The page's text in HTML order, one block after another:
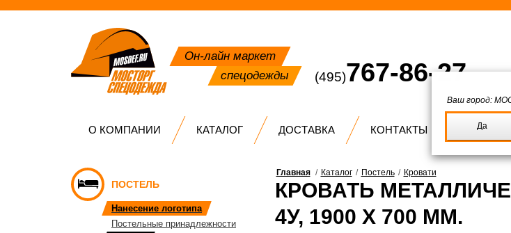
Он-лайн маркет
спецодежды
(495)767-86-27
Ваш город:
Да
О КОМПАНИИ КАТАЛОГ ДОСТАВКА КОНТАКТЫ
ПОСТЕЛЬ
Нанесение логотипа
Постельные принадлежности
Главная / Каталог / Постель / Кровати
КРОВАТЬ
4У, 1900 Х 700 ММ.